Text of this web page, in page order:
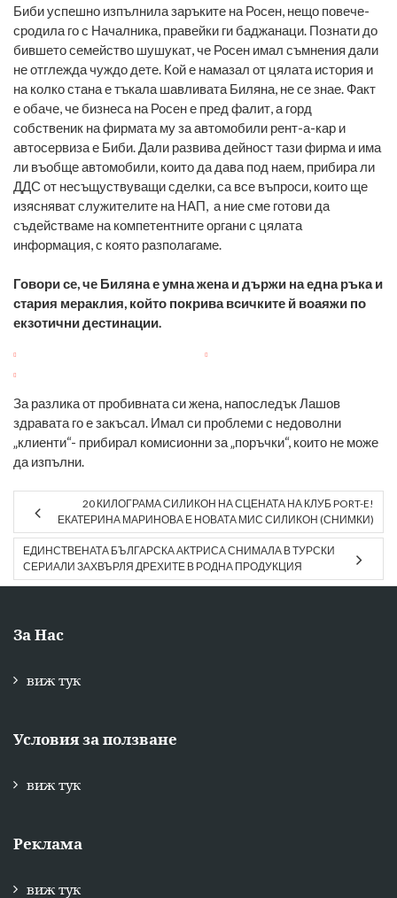
Биби успешно изпълнила заръките на Росен, нещо повече-
сродила го с Началника, правейки ги баджанаци. Познати до
бившето семейство шушукат, че Росен имал съмнения дали
не отглежда чуждо дете. Кой е намазал от цялата история и
на колко стана е тъкала шавливата Биляна, не се знае. Факт
е обаче, че бизнеса на Росен е пред фалит, а горд
собственик на фирмата му за автомобили рент-а-кар и
автосервиза е Биби. Дали развива дейност тази фирма и има
ли въобще автомобили, които да дава под наем, прибира ли
ДДС от несъщуствуващи сделки, са все въпроси, които ще
изясняват служителите на НАП, а ние сме готови да
съдействаме на компетентните органи с цялата
информация, с която разполагаме.
Говори се, че Биляна е умна жена и държи на една ръка и
стария мераклия, който покрива всичките й воаяжи по
екзотични дестинации.
За разлика от пробивната си жена, напоследък Лашов
здравата го е закъсал. Имал си проблеми с недоволни
„клиенти“- прибирал комисионни за „поръчки“, които не може
да изпълни.
20 КИЛОГРАМА СИЛИКОН НА СЦЕНАТА НА КЛУБ PORT-E!
ЕКАТЕРИНА МАРИНОВА Е НОВАТА МИС СИЛИКОН (СНИМКИ)
ЕДИНСТВЕНАТА БЪЛГАРСКА АКТРИСА СНИМАЛА В ТУРСКИ
СЕРИАЛИ ЗАХВЪРЛЯ ДРЕХИТЕ В РОДНА ПРОДУКЦИЯ
За Нас
виж тук
Условия за ползване
виж тук
Реклама
виж тук